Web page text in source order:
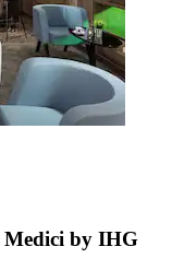
Medici by IHG